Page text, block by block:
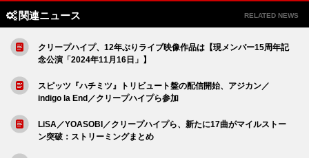
関連ニュース RELATED NEWS
クリープハイプ、12年ぶりライブ映像作品は【現メンバー15周年記
念公演「2024年11月16日」】
スピッツ『ハチミツ』トリビュート盤の配信開始、アジカン／
indigo la End／クリープハイプら参加
LiSA／YOASOBI／クリープハイプら、新たに17曲がマイルストー
ン突破：ストリーミングまとめ